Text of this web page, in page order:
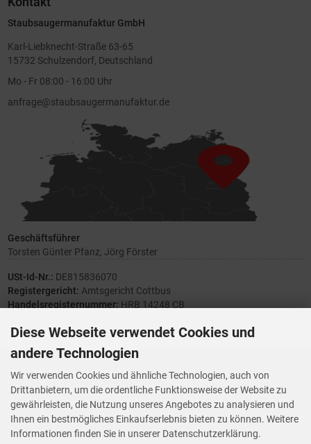
Staubsaugermanufaktur GmbH
Karl-Liebknecht-Straße 63-65
15732 Schulzendorf, Deutschland
Mo - Fr 08:00 - 16:00 Uhr
anfrage@staubsaugermanufaktur.de
Geschäftsführer
Torsten Günter Pfanz, Jörg Förster
USt-Id-Nr.: DE815836070
Registergericht: Amtsgericht Cottbus
Handelsregisternummer: HRB 14248 CB
Ihre Meinung zählt
Vorwerk Ersatzteile
Wenn Ihnen der Service der StaubsaugerManufaktur gefallen hat,
bewerten Sie uns bitte bei Trustedshops.de
Diese Webseite verwendet Cookies und
andere Technologien
Wir verwenden Cookies und ähnliche Technologien, auch von
Drittanbietern, um die ordentliche Funktionsweise der Website zu
gewährleisten, die Nutzung unseres Angebotes zu analysieren und
Ihnen ein bestmögliches Einkaufserlebnis bieten zu können. Weitere
Informationen finden Sie in unserer Datenschutzerklärung.